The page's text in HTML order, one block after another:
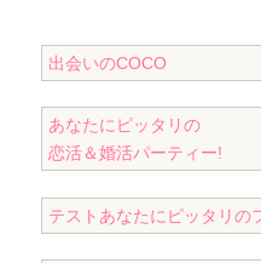
出会いのCOCO
あなたにピッタリの
恋活＆婚活パーティー!
テストあなたにピッタリの